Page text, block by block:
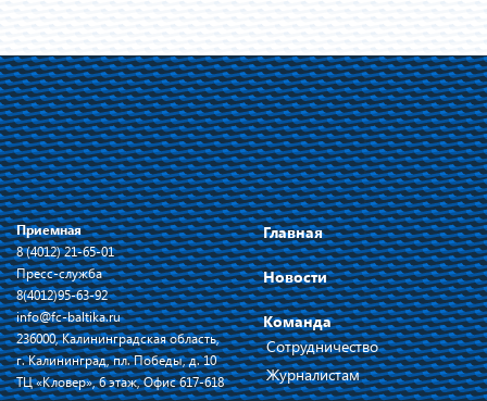
Приемная
8 (4012) 21-65-01
Пресс-служба
8(4012)95-63-92
info@fc-baltika.ru
236000, Калининградская область,
г. Калининград, пл. Победы, д. 10
ТЦ «Кловер», 6 этаж, Офис 617-618
Главная
Новости
Команда
Сотрудничество
Журналистам